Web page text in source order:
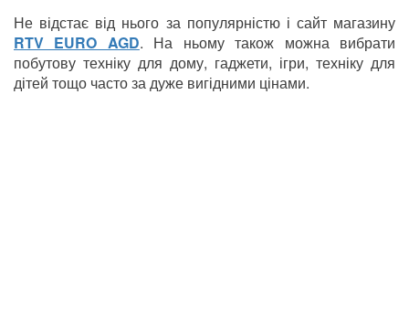
Не відстає від нього за популярністю і сайт магазину
RTV EURO AGD. На ньому також можна вибрати
побутову техніку для дому, гаджети, ігри, техніку для
дітей тощо часто за дуже вигідними цінами.